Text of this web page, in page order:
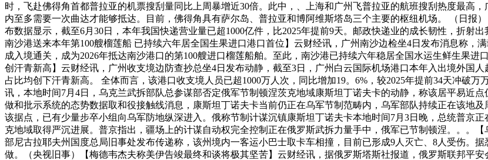
时，飞赴佛得角首都普拉亚的机票搜刮量同比上周暴增近30倍。此中，、上海和广州飞普拉亚的航班搜刮热度最高
内至多需要一次曲达才能够抵达。目前，佛得角具有萨尔岛、普拉亚和博阿维斯塔岛三个主要的枢纽机场。 （日报
布数据显示，截至6月30日，本年我国快递营业量已超1000亿件，比2025年提前9天。邮政快递业的成长韧性，折射
南沙港送来本年第100艘榴莲船 已持续六年居全国生果进口港口首位】云财经讯，广州南沙边检坐4日发布消息称，
成入境通关，成为2026年抵达南沙港口的第100艘进口榴莲船舶。至此，南沙港已持续六年稳居全国水运生鲜生果
创汗青新高】云财经讯，广州收支境边防查抄总坐4日发布动静，截至3日，广州白云国际机场港口本年入出境外国
占比均创下汗青新高。 全体而言，该港口收支境人员已超1000万人次，同比增加19。6%，较2025年提前34天冲破
讯，本地时间7月4日，乌克兰武拆部队总参谋部否定俄军节制顿涅茨克地域康斯坦丁诺夫卡的动静，称该居平易近
做和批示系统的态势数据取和役接触线消息，康斯坦丁诺夫卡当前仍正在乌军节制范畴内，乌军部队持续正在该地
该据点，已有少量步卒小组向乌军防地纵深进入。俄称节制计谋沉镇康斯坦丁诺夫卡本地时间7月3日晚，总统普京
克地域取得严沉进展。普京指出，疆场上的计谋自动权完全控制正在俄罗斯武拆力量手中，俄军已节制顿涅。。。
部尼古拉耶夫州国度总局旧事处发布传递称，该州境内一客运小巴士取卡车相撞，目前已形成9人灭亡、8人受伤。
做。（央视旧事）【梅德韦杰夫称美伊告竣最终和谈将极其坚苦】云财经讯，据俄罗斯塔斯社报道，俄罗斯联邦平